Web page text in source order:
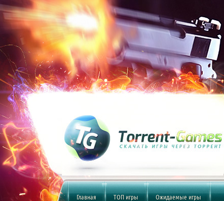
Главная ТОП игры Ожидаемые игры